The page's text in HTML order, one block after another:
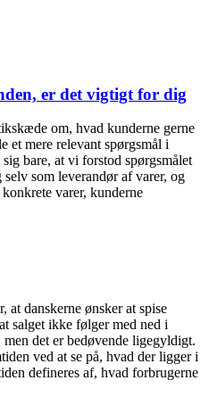
er det vigtigt for dig
om, hvad kunderne gerne
et mere relevant spørgsmål i
bare, at vi forstod spørgsmålet
som leverandør af varer, og
varer, kunderne
at danskerne ønsker at spise
salget ikke følger med ned i
det er bedøvende ligegyldigt.
ved at se på, hvad der ligger i
defineres af, hvad forbrugerne